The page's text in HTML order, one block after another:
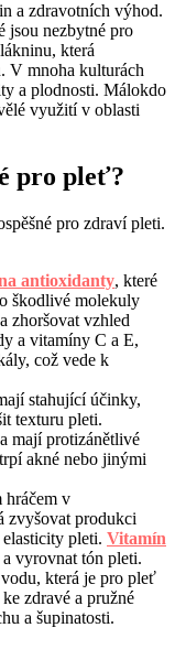
a zdravotních výhod.
jsou nezbytné pro
která
V mnoha kulturách
a plodnosti. Málokdo
využití v oblasti
pro pleť?
pro zdraví pleti.
antioxidanty, které
škodlivé molekuly
zhoršovat vzhled
a vitamíny C a E,
což vede k
stahující účinky,
texturu pleti.
mají protizánětlivé
akné nebo jinými
hráčem v
zvyšovat produkci
pleti. Vitamín
vyrovnat tón pleti.
která je pro pleť
zdravé a pružné
a šupinatosti.